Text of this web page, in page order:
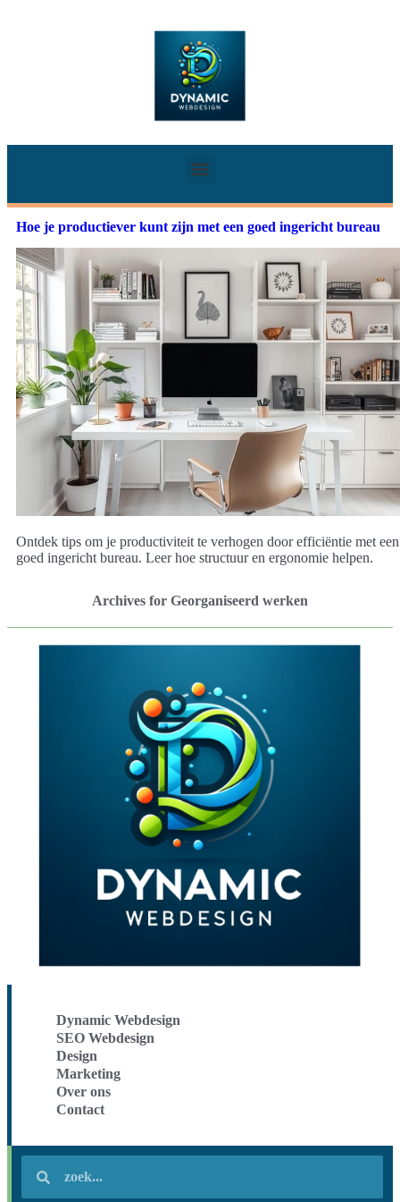
Hoe je productiever kunt zijn met een goed ingericht bureau
Ontdek tips om je productiviteit te verhogen door efficiëntie met een
goed ingericht bureau. Leer hoe structuur en ergonomie helpen.
Archives for Georganiseerd werken
Dynamic Webdesign
SEO Webdesign
Design
Marketing
Over ons
Contact